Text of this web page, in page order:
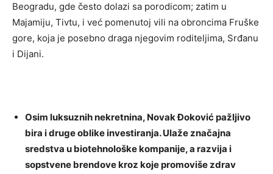
Beogradu, gde često dolazi sa porodicom; zatim u
Majamiju, Tivtu, i već pomenutoj vili na obroncima Fruške
gore, koja je posebno draga njegovim roditeljima, Srđanu
i Dijani.
Osim luksuznih nekretnina, Novak Đoković pažljivo
bira i druge oblike investiranja. Ulaže značajna
sredstva u biotehnološke kompanije, a razvija i
sopstvene brendove kroz koje promoviše zdrav